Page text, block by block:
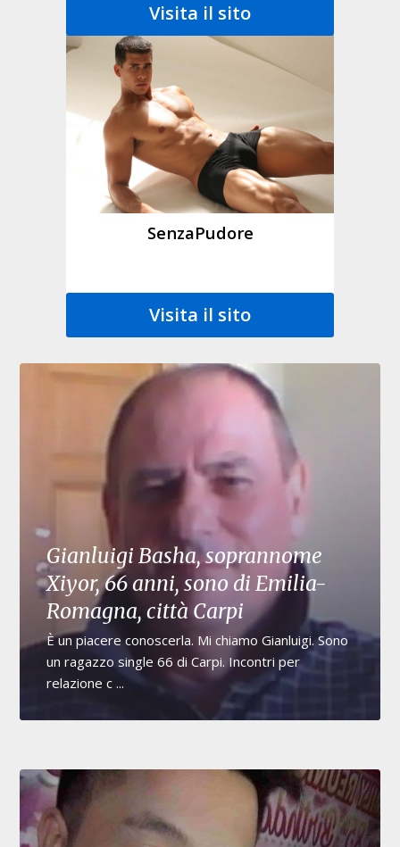
Visita il sito
SenzaPudore
Visita il sito
Gianluigi Basha, soprannome
Xiyor, 66 anni, sono di Emilia-
Romagna, città Carpi
È un piacere conoscerla. Mi chiamo Gianluigi. Sono
un ragazzo single 66 di Carpi. Incontri per
relazione c ...